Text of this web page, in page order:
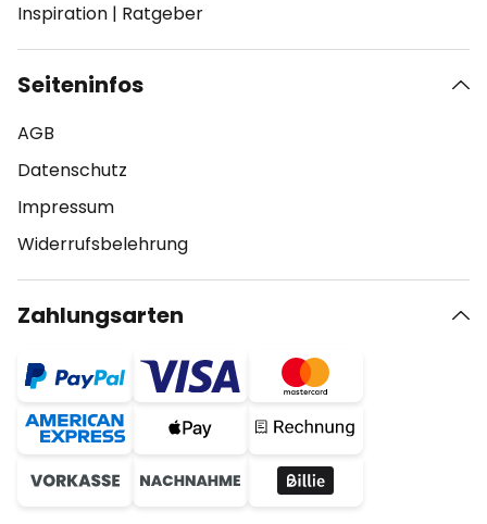
Inspiration | Ratgeber
Seiteninfos
AGB
Datenschutz
Impressum
Widerrufsbelehrung
Zahlungsarten